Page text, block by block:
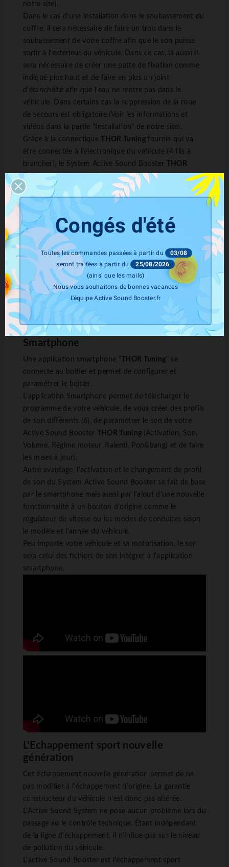
notre site).
Dans le cas d'une installation dans le soubassement du
coffre, il sera nécessaire de faire un trou dans le
soubassement de votre coffre afin que le son puisse
sortir à l'extérieur du véhicule. Dans ce cas, là aussi il
sera nécessaire de créer une patte de fixation comme
indiqué plus haut et de faire en plus un joint
d'étanchéité afin que l'eau ne rentre pas dans le
véhicule. Dans certains cas la suppression de la roue
de secours est obligatoire.(Voir les informations et
vidéos dans la partie "Installation" de notre site).
Grâce à la connectique
THOR Tuning fournie qui va
être connectée à l'électronique du véhicule (4 fils à
brancher), le System Active Sound Booster
THOR
va suivre le régime moteur de votre véhicule en
temps réel et ceci sans aucune autre incidence sur la
puissance, ou tout autre organe du véhicule.
L'installation de ce système Sound Booster nécessite
entre 3 et 4 heures de travail et doit être effectuée par
un professionnel de l'automobile.
Le son personnalisable par
Smartphone
Une application smartphone " THOR Tuning" se
connecte au boitier et permet de configurer et
paramétrer le boîtier.
L'application Smartphone permet de télécharger le
programme de votre véhicule, de vous créer des profils
de son différents (6), de paramétrer le son de votre
Active Sound Booster
THOR Tuning (Activation, Son,
Volume, Régime moteur, Ralenti, Pop&bang) et de faire
les mises à jour).
Autre avantage, l'activation et le changement de profil
de son du System Active Sound Booster se fait de base
par le smartphone mais aussi par l'ajout d'une nouvelle
fonctionnalité à un bouton d'origine comme le
régulateur de vitesse ou les modes de conduites selon
le modèle et l'année du véhicule.
Peu importe votre véhicule et sa motorisation, le son
sera celui des fichiers de son intégrer à l'application
smartphone.
L'Echappement sport nouvelle
génération
Cet échappement nouvelle génération permet de ne
pas modifier à l'échappement d'origine. La garantie
constructeur du véhicule n'est donc pas altérée.
L'Active Sound System ne pose aucun problème lors du
passage au le contrôle technique. Étant indépendant
de la ligne d'échappement, il n'influe pas sur le niveau
de pollution du véhicule.
L'active Sound Booster est l'échappement sport
Congés d'été
Toutes les commandes passées à partir du
03/08
seront traitées à partir du
25/08/2026
(ainsi que les mails)
Nous vous souhaitons de bonnes vacances
L'équipe Active Sound Booster.fr